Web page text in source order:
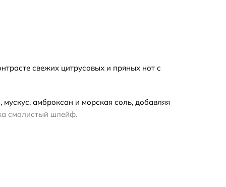
свежих цитрусовых и пряных нот с
амброксан и морская соль, добавляя
смолистый шлейф.